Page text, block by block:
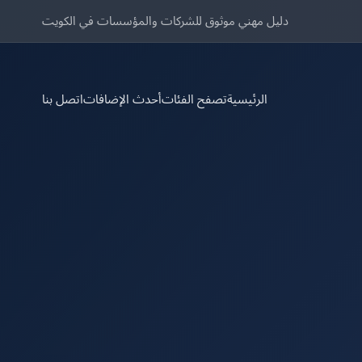
دليل مهني موثوق للشركات والمؤسسات في الكويت
الرئيسيةتصفح الفئاتأحدث الإضافاتاتصل بنا